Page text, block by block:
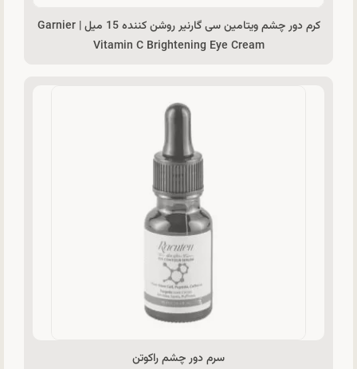
کرم دور چشم ویتامین سی گارنیر روشن کننده 15 میل | Garnier
Vitamin C Brightening Eye Cream
سرم دور چشم راکوتن